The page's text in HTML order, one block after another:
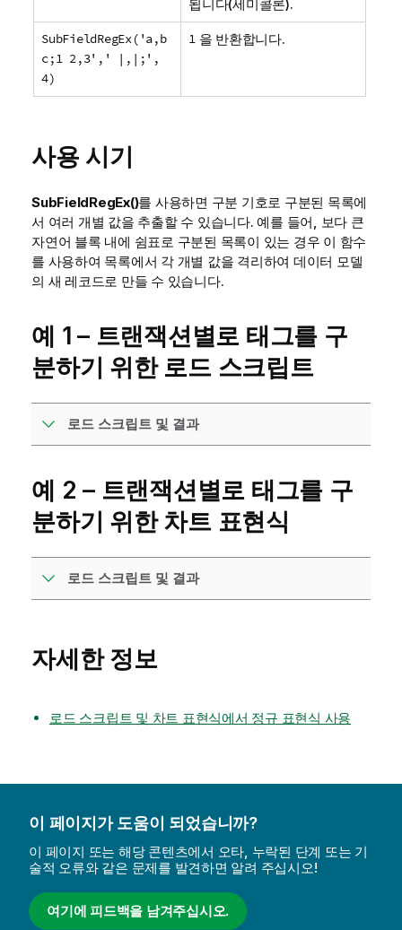
됩니다(세미콜론).
SubFieldRegEx('a,b
c;1 2,3',' |,|;',
4)
1 을 반환합니다.
사용 시기
SubFieldRegEx()를 사용하면 구분 기호로 구분된 목록에
서 여러 개별 값을 추출할 수 있습니다. 예를 들어, 보다 큰
자연어 블록 내에 쉼표로 구분된 목록이 있는 경우 이 함수
를 사용하여 목록에서 각 개별 값을 격리하여 데이터 모델
의 새 레코드로 만들 수 있습니다.
예 1 – 트랜잭션별로 태그를 구
분하기 위한 로드 스크립트
로드 스크립트 및 결과
예 2 – 트랜잭션별로 태그를 구
분하기 위한 차트 표현식
로드 스크립트 및 결과
자세한 정보
로드 스크립트 및 차트 표현식에서 정규 표현식 사용
이 페이지가 도움이 되었습니까?
이 페이지 또는 해당 콘텐츠에서 오타, 누락된 단계 또는 기
술적 오류와 같은 문제를 발견하면 알려 주십시오!
여기에 피드백을 남겨주십시오.